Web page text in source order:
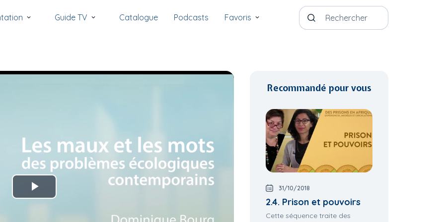
Guide TV Catalogue Podcasts Favoris
Recommandé pour vous
31/10/2018
2.4. Prison et pouvoirs
Cette séquence traite des